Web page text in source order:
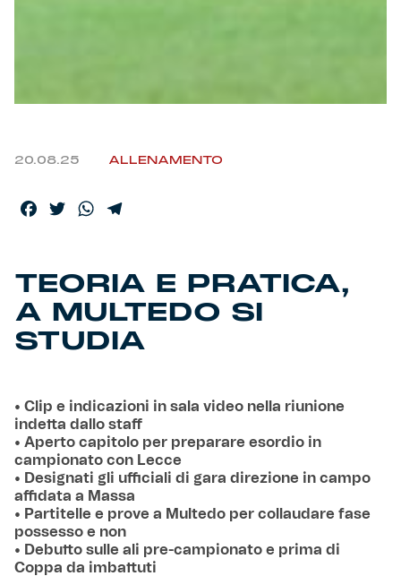
20.08.25 ALLENAMENTO
Facebook
TwitterWhatsApp
TEORIA E PRATICA,
A MULTEDO SI
STUDIA
• Clip e indicazioni in sala video nella riunione
indetta dallo staff
• Aperto capitolo per preparare esordio in
campionato con Lecce
• Designati gli ufficiali di gara direzione in campo
affidata a Massa
• Partitelle e prove a Multedo per collaudare fase
possesso e non
• Debutto sulle ali pre-campionato e prima di
Coppa da imbattuti